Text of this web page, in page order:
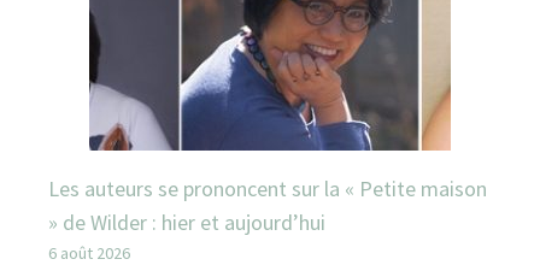
Les auteurs se prononcent sur la « Petite maison
» de Wilder : hier et aujourd’hui
6 août 2026